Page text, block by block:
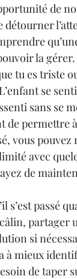
de
détourner
la
tu es triste
se
sans se
permettre
vous
avec
de
s’est passé
si
à mieux
de taper